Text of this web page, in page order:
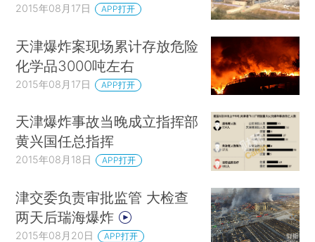
2015年08月17日 APP打开
天津爆炸案现场累计存放危险
化学品3000吨左右
2015年08月17日 APP打开
天津爆炸事故当晚成立指挥部
黄兴国任总指挥
2015年08月18日 APP打开
津交委负责审批监管 大检查
两天后瑞海爆炸
2015年08月20日 APP打开